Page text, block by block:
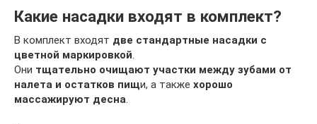
Какие насадки входят в комплект?
В комплект входят две стандартные насадки с
цветной маркировкой
Они тщательно очищают участки между зубами от
налета и остатков пищи, а также хорошо
массажируют десна